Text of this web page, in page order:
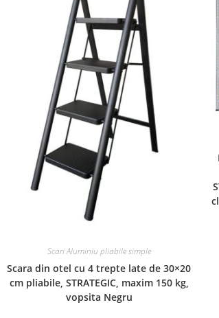
Scari Aluminiu pliabile simple
Scara din otel cu 4 trepte late de 30×20
cm pliabile, STRATEGIC, maxim 150 kg,
vopsita Negru